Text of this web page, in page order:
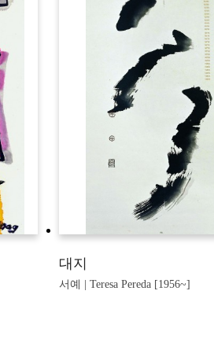
대지
서예 | Teresa Pereda [1956~]